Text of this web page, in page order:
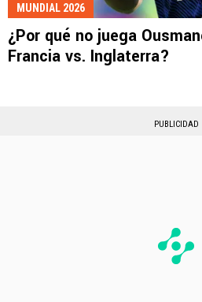
MUNDIAL 2026
¿Por qué no juega
Francia vs. Inglaterra?
PUBLICIDAD